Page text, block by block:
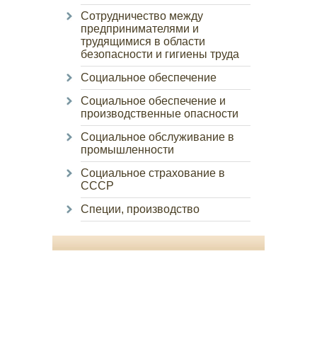
Сотрудничество между
предпринимателями и
трудящимися в области
безопасности и гигиены труда
Социальное обеспечение
Социальное обеспечение и
производственные опасности
Социальное обслуживание в
промышленности
Социальное страхование в
СССР
Специи, производство